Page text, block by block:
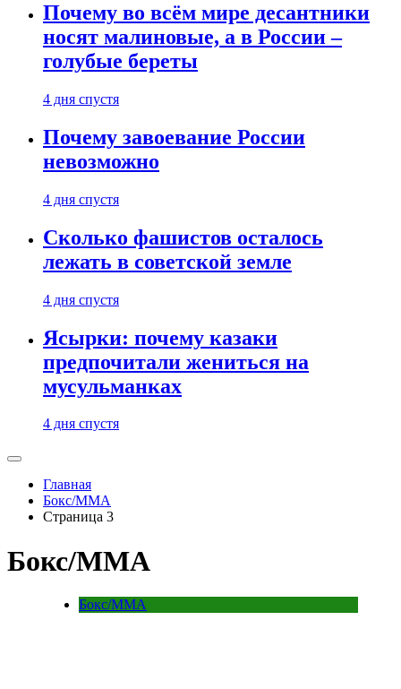
Почему во всём мире десантники
носят малиновые, а в России –
голубые береты
4 дня спустя
Почему завоевание России
невозможно
4 дня спустя
Сколько фашистов осталось
лежать в советской земле
4 дня спустя
Ясырки: почему казаки
предпочитали жениться на
мусульманках
4 дня спустя
Главная
Бокс/MMA
Страница 3
Бокс/MMA
Бокс/MMA